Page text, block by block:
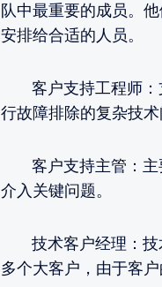
队中最重要的成员。
安排给合适的人员。
客户支持工程师：
行故障排除的复杂技术
客户支持主管：主
介入关键问题。
技术客户经理：技
多个大客户，由于客